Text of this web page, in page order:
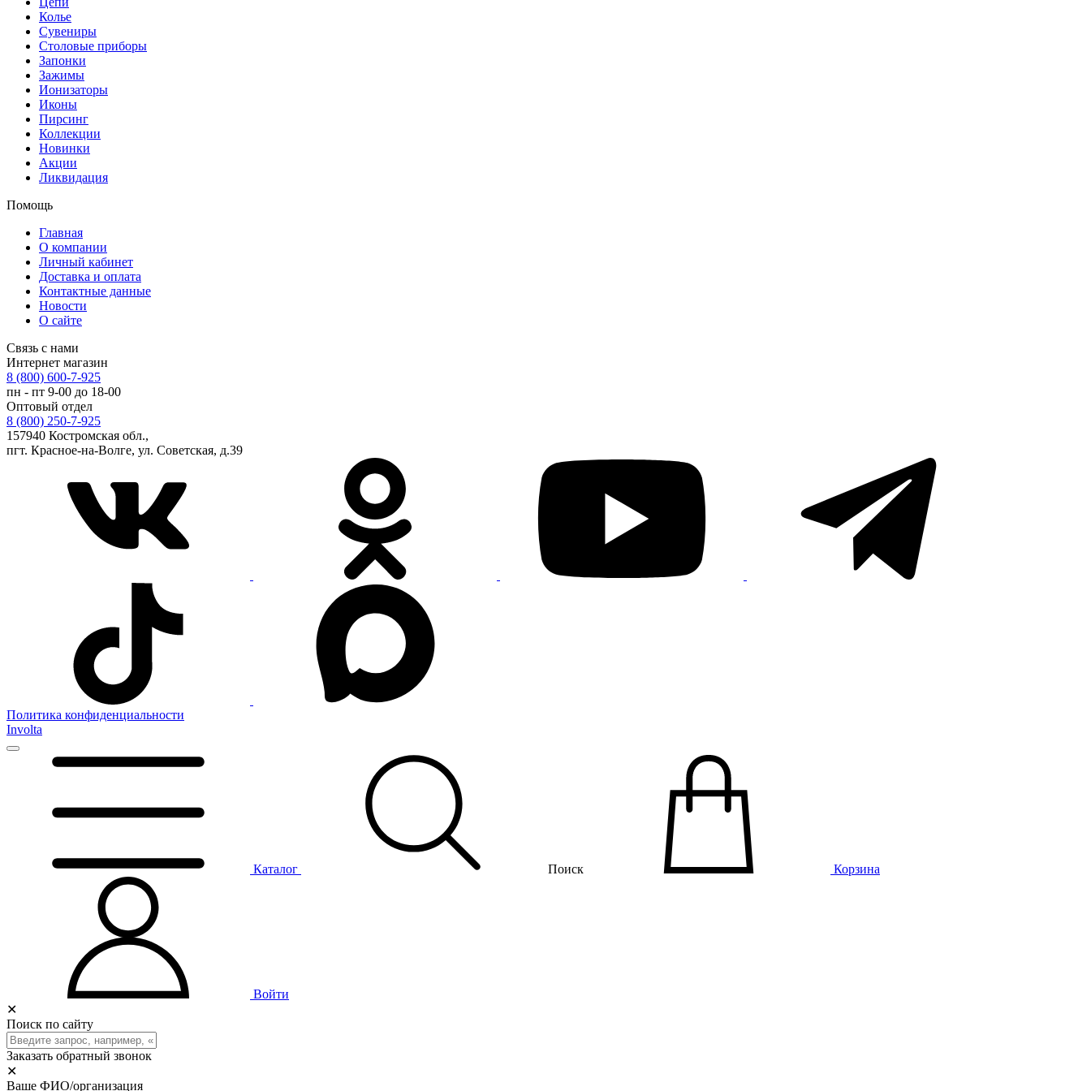
Колье
Сувениры
Столовые приборы
Запонки
Зажимы
Ионизаторы
Иконы
Пирсинг
Коллекции
Новинки
Акции
Ликвидация
Помощь
Главная
О компании
Личный кабинет
Доставка и оплата
Контактные данные
Новости
О сайте
Связь с нами
Интернет магазин
8 (800) 600-7-925
пн - пт 9-00 до 18-00
Оптовый отдел
8 (800) 250-7-925
157940 Костромская обл.,
пгт. Красное-на-Волге, ул. Советская, д.39
Политика конфиденциальности
Involta
Каталог Поиск Корзина
Войти
✕
Поиск по сайту
Заказать обратный звонок
✕
Ваше ФИО/организация